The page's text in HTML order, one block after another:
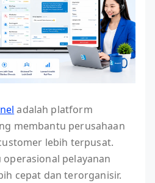
adalah platform
membantu perusahaan
lebih terpusat.
pelayanan
cepat dan terorganisir.